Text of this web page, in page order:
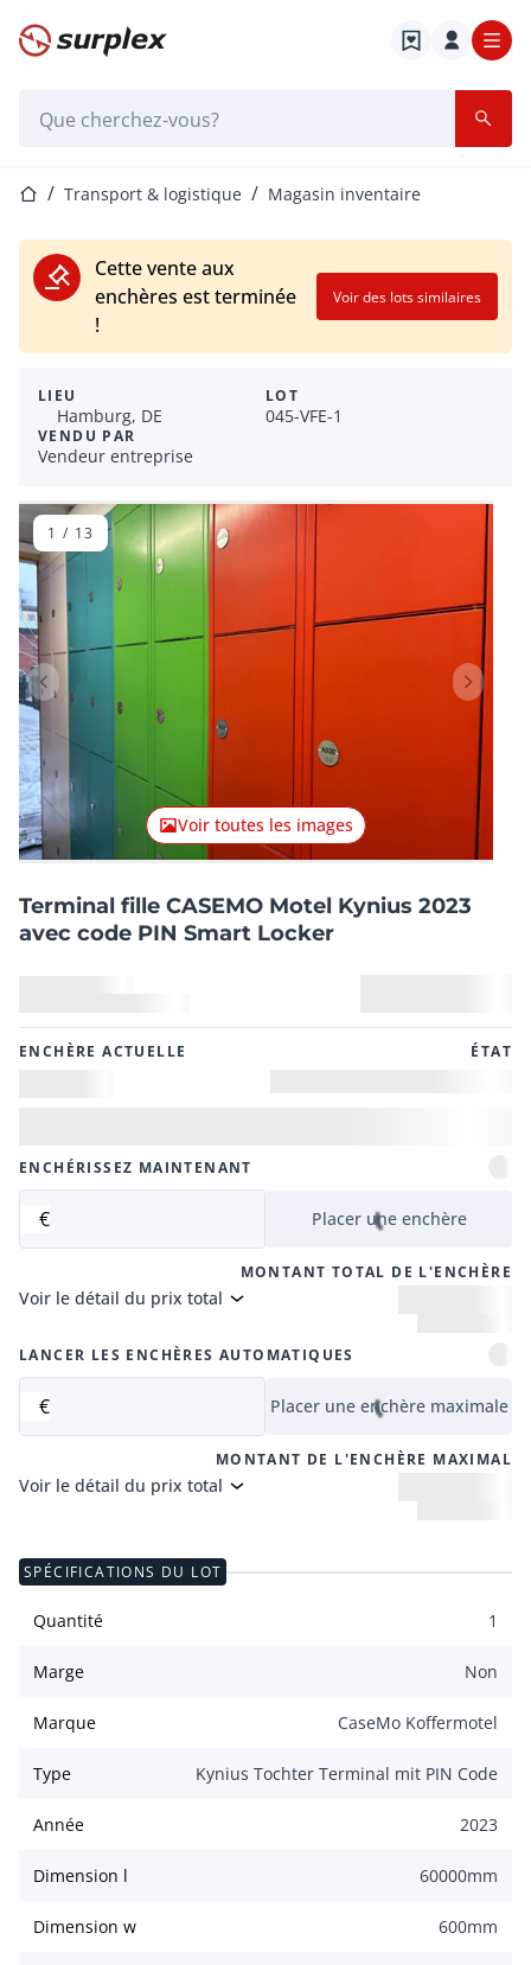
Page d'accueil
Page d'accueil
Transport & logistique Magasin inventaire
Cette vente aux
enchères est terminée
!
Voir des lots similaires
LIEU
Hamburg, DE
VENDU PAR
Vendeur entreprise
LOT
045-VFE-1
Lot précédent Lot
Voir toutes les images
1 / 13
Terminal fille CASEMO Motel Kynius 2023
avec code PIN Smart Locker
ENCHÈRE ACTUELLE ÉTAT
ENCHÉRISSEZ MAINTENANT
€ Placer une enchère
MONTANT TOTAL DE L'ENCHÈRE
Voir le détail du prix total
LANCER LES ENCHÈRES AUTOMATIQUES
€ Placer une enchère maximale
MONTANT DE L'ENCHÈRE MAXIMAL
Voir le détail du prix total
SPÉCIFICATIONS DU LOT
Quantité 1
Marge Non
Marque CaseMo Koffermotel
Type Kynius Tochter Terminal mit PIN Code
Année 2023
Dimension l 60000mm
Dimension w 600mm